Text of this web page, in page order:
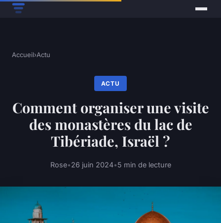
Accueil›Actu
ACTU
Comment organiser une visite
des monastères du lac de
Tibériade, Israël ?
Rose•26 juin 2024•5 min de lecture